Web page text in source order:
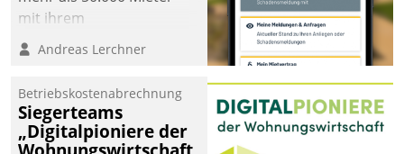
mit ihrem
Wohnungsunternehmen
kommunizieren, auf dem
einsehen und ändern
oder
Schadensmeldungen
Andreas Lerchner
Betriebskostenabrechnung
Siegerteams
„Digitalpioniere der